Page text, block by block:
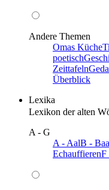
Andere Themen
Omas Küche
poetisch
Zeittafeln
Überblick
Lexika
Lexikon der alten
A - G
A - AalB -
EchauffierenF